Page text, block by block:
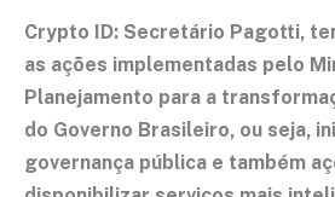
Crypto ID: Secretário Pagotti,
as ações implementadas pelo
Planejamento para a
do Governo Brasileiro, ou seja,
governança pública e também